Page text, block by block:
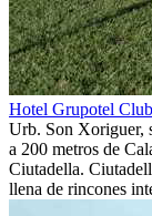
Hotel Grupotel
Urb. Son Xoriguer,
a 200 metros de
Ciutadella.
llena de rincones